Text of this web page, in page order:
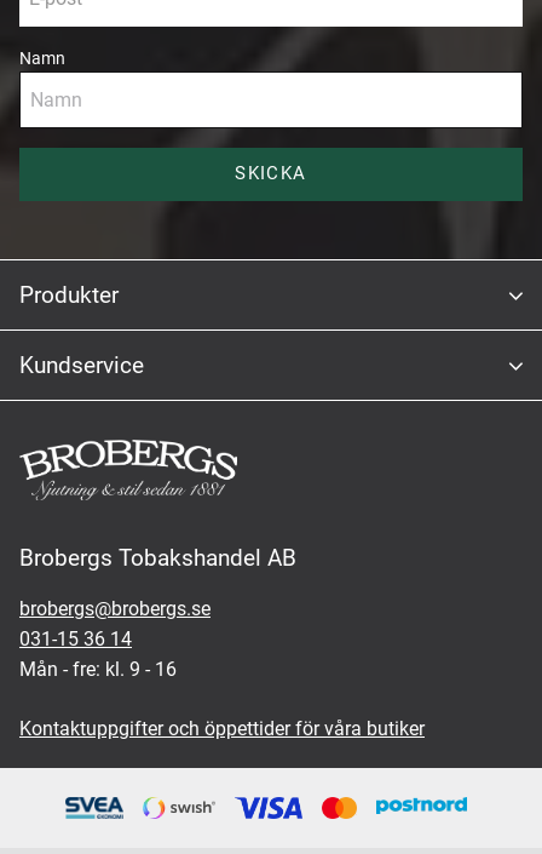
Namn
SKICKA
Produkter
Kundservice
Brobergs Tobakshandel AB
brobergs@brobergs.se
031-15 36 14
Mån - fre: kl. 9 - 16
Kontaktuppgifter och öppettider för våra butiker